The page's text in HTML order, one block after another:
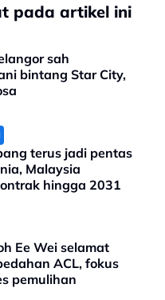
pada artikel ini
sah
bintang Star City,
terus jadi pentas
Malaysia
hingga 2031
Ee Wei selamat
ACL, fokus
pemulihan